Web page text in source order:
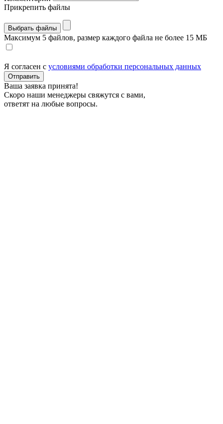
Прикрепить файлы
Выбрать файлы
Максимум 5 файлов, размер каждого файла не более 15 МБ
Я согласен с условиями обработки персональных данных
Отправить
Ваша заявка принята!
Скоро наши менеджеры свяжутся с вами,
ответят на любые вопросы.